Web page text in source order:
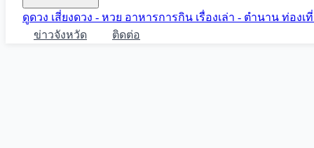
ดูดวง เสี่ยงดวง - หวย อาหารการกิน เรื่องเล่า - ตำนาน ท่องเ
ข่าวจังหวัด
ติดต่อ